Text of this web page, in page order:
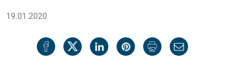
19.01.2020